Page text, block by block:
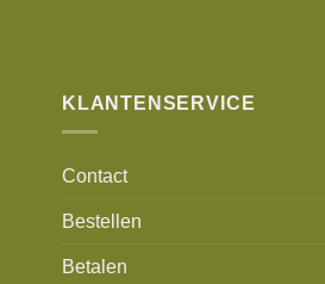
KLANTENSERVICE
Contact
Bestellen
Betalen